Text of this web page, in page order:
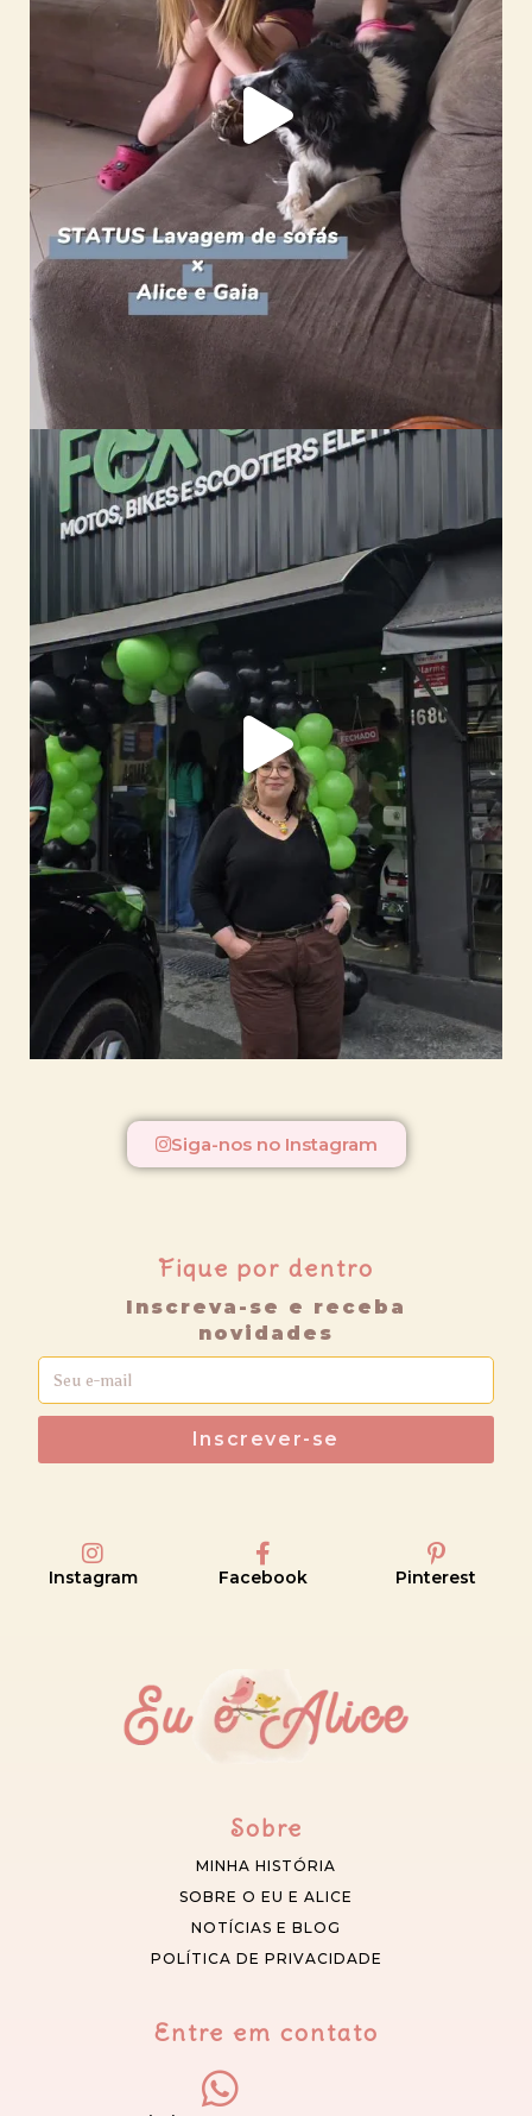
Siga-nos no Instagram
Fique por dentro
Inscreva-se e receba
novidades
Inscrever-se
Instagram Facebook Pinterest
Sobre
MINHA HISTÓRIA
SOBRE O EU E ALICE
NOTÍCIAS E BLOG
POLÍTICA DE PRIVACIDADE
Entre em contato